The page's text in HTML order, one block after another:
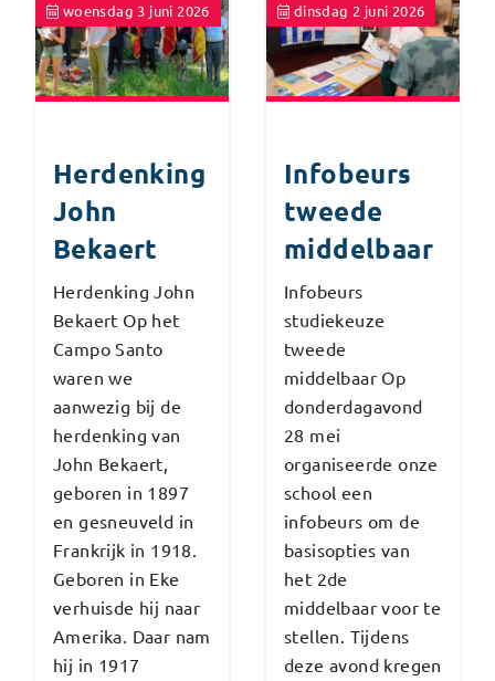
woensdag 3 juni 2026
Herdenking
John
Bekaert
Herdenking John
Bekaert Op het
Campo Santo
waren we
aanwezig bij de
herdenking van
John Bekaert,
geboren in 1897
en gesneuveld in
Frankrijk in 1918.
Geboren in Eke
verhuisde hij naar
Amerika. Daar nam
hij in 1917
dinsdag 2 juni 2026
Infobeurs
tweede
middelbaar
Infobeurs
studiekeuze
tweede
middelbaar Op
donderdagavond
28 mei
organiseerde onze
school een
infobeurs om de
basisopties van
het 2de
middelbaar voor te
stellen. Tijdens
deze avond kregen